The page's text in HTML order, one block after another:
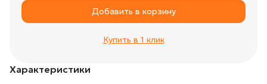
Характеристики
Добавить в корзину
Купить в 1 клик